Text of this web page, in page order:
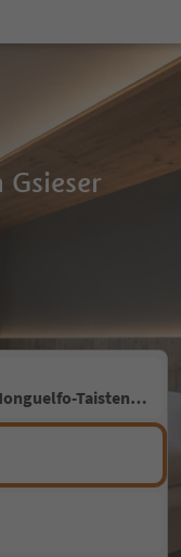
Taisten/